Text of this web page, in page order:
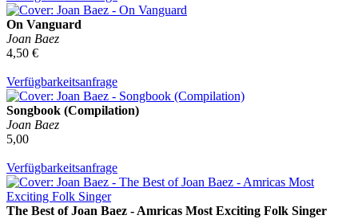
On Vanguard
Joan Baez
4,50 €
Verfügbarkeitsanfrage
Songbook (Compilation)
Joan Baez
5,00
Verfügbarkeitsanfrage
The Best of Joan Baez - Amricas Most Exciting Folk Singer